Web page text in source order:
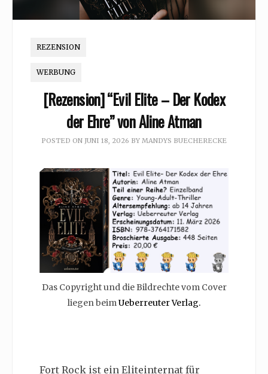
REZENSION
WERBUNG
[Rezension] “Evil Elite – Der Kodex
der Ehre” von Aline Atman
POSTED ON JUNI 18, 2026 BY MANDYS BUECHERECKE
Das Copyright und die Bildrechte vom Cover
liegen beimUeberreuter Verlag.
Fort Rock ist ein Eliteinternat für